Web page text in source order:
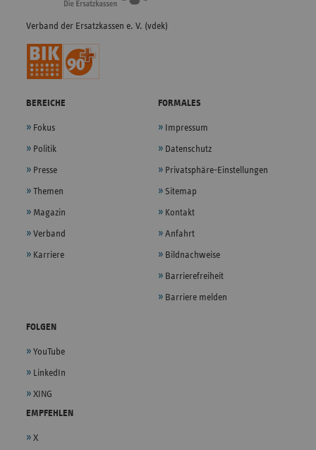
Verband der Ersatzkassen e. V. (vdek)
BEREICHE
Fokus
Politik
Presse
Themen
Magazin
Verband
Karriere
FORMALES
Impressum
Datenschutz
Privatsphäre-Einstellungen
Sitemap
Kontakt
Anfahrt
Bildnachweise
Barrierefreiheit
Barriere melden
FOLGEN
YouTube
LinkedIn
XING
EMPFEHLEN
X